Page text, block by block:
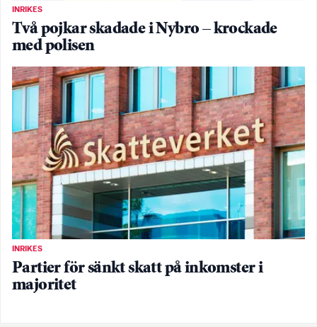
INRIKES
Två pojkar skadade i Nybro – krockade
med polisen
INRIKES
Partier för sänkt skatt på inkomster i
majoritet